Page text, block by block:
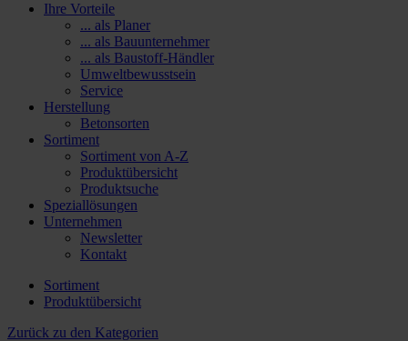
Ihre Vorteile
... als Planer
... als Bauunternehmer
... als Baustoff-Händler
Umweltbewusstsein
Service
Herstellung
Betonsorten
Sortiment
Sortiment von A-Z
Produktübersicht
Produktsuche
Speziallösungen
Unternehmen
Newsletter
Kontakt
Sortiment
Produktübersicht
Zurück zu den Kategorien